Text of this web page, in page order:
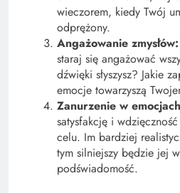
wieczorem, kiedy Twój
odprężony.
Angażowanie zmysłów:
staraj się angażować
dźwięki słyszysz? Jakie
emocje towarzyszą
Zanurzenie w
satysfakcję i
celu. Im bardziej
tym silniejszy będzie jej
podświadomość.